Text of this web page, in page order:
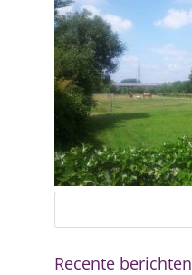
Recente berichten